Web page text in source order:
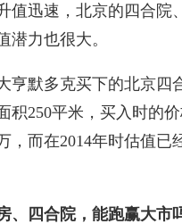
值迅速，北京的四合院
潜力也很大。
亨默多克买下的北京四
积250平米，买入时的
，而在2014年时估值已
、四合院，能跑赢大市